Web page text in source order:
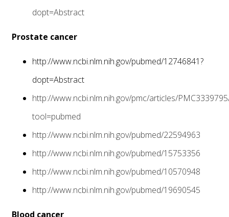
dopt=Abstract
Prostate cancer
http://www.ncbi.nlm.nih.gov/pubmed/12746841?
dopt=Abstract
http://www.ncbi.nlm.nih.gov/pmc/articles/
tool=pubmed
http://www.ncbi.nlm.nih.gov/pubmed/22594963
http://www.ncbi.nlm.nih.gov/pubmed/15753356
http://www.ncbi.nlm.nih.gov/pubmed/10570948
http://www.ncbi.nlm.nih.gov/pubmed/19690545
Blood cancer